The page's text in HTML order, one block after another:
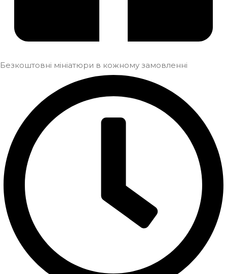
Безкоштовні мініатюри в кожному замовленні